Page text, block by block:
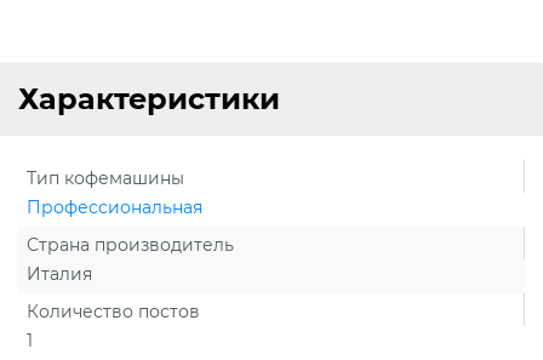
Характеристики
Тип кофемашины
Профессиональная
Страна производитель
Италия
Количество постов
1